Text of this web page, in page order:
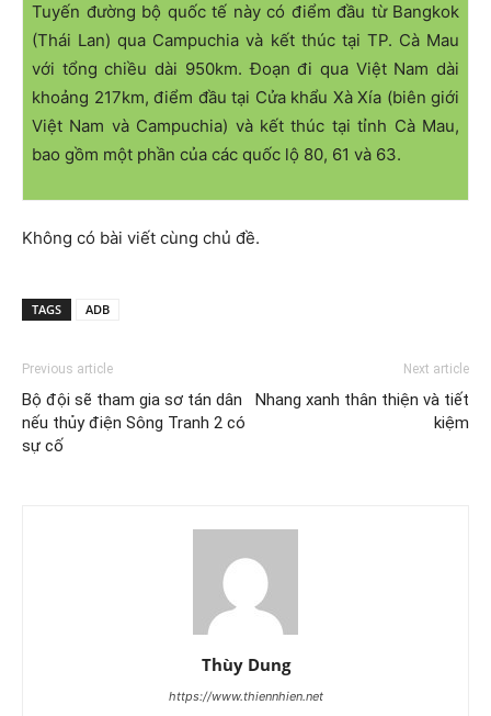
Tuyến đường bộ quốc tế này có điểm đầu từ Bangkok
(Thái Lan) qua Campuchia và kết thúc tại TP. Cà Mau
với tổng chiều dài 950km. Đoạn đi qua Việt Nam dài
khoảng 217km, điểm đầu tại Cửa khẩu Xà Xía (biên giới
Việt Nam và Campuchia) và kết thúc tại tỉnh Cà Mau,
bao gồm một phần của các quốc lộ 80, 61 và 63.
Không có bài viết cùng chủ đề.
TAGS ADB
Previous article
Bộ đội sẽ tham gia sơ tán dân
nếu thủy điện Sông Tranh 2 có
sự cố
Next article
Nhang xanh thân thiện và tiết
kiệm
Thùy Dung
https://www.thiennhien.net